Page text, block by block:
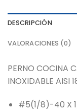
DESCRIPCIÓN
VALORACIONES (0)
PERNO COCINA
INOXIDABLE AISI
#5(1/8)-40 X